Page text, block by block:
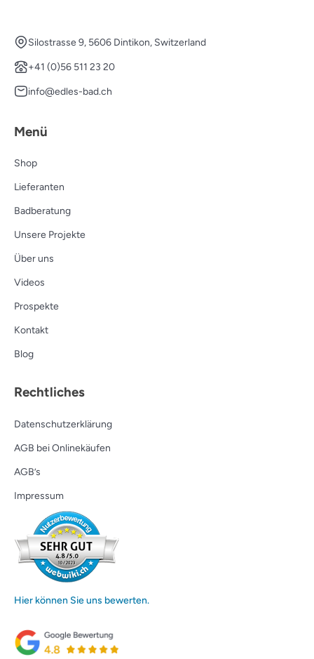
Silostrasse 9, 5606 Dintikon, Switzerland
+41 (0)56 511 23 20
info@edles-bad.ch
Menü
Shop
Lieferanten
Badberatung
Unsere Projekte
Über uns
Videos
Prospekte
Kontakt
Blog
Rechtliches
Datenschutzerklärung
AGB bei Onlinekäufen
AGB’s
Impressum
Hier können Sie uns bewerten.